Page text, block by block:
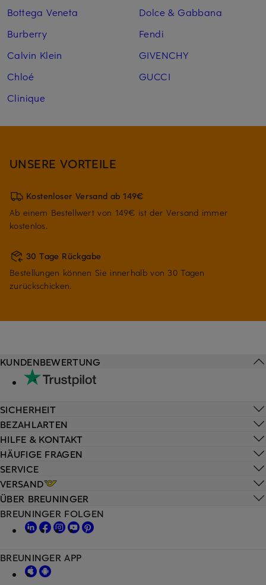
Bottega Veneta
Burberry
Calvin Klein
Chloé
Clinique
Dolce & Gabbana
Fendi
GIVENCHY
GUCCI
UNSERE VORTEILE
Kostenloser Versand ab 149€
Ab einem Bestellwert von 149€ ist der Versand immer
kostenlos.
30 Tage Rückgabe
Bestellungen können Sie innerhalb von 30 Tagen
zurückschicken.
HILFE & KONTAKT
HÄUFIGE FRAGEN
SERVICE
VERSAND
KUNDENBEWERTUNG
SICHERHEIT
BEZAHLARTEN
ÜBER BREUNINGER
BREUNINGER FOLGEN
BREUNINGER APP